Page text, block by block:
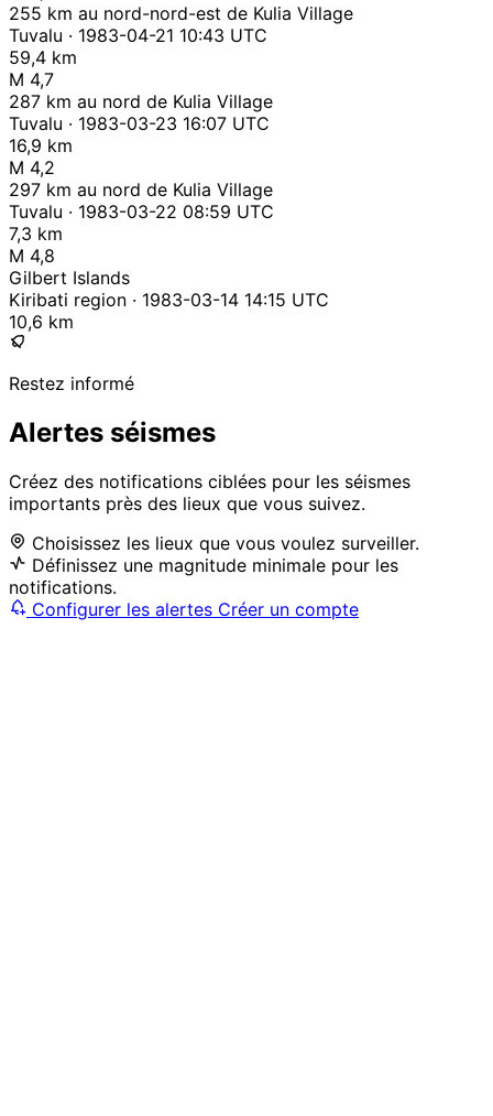
255 km au nord-nord-est de Kulia Village
Tuvalu · 1983-04-21 10:43 UTC
59,4 km
M 4,7
287 km au nord de Kulia Village
Tuvalu · 1983-03-23 16:07 UTC
16,9 km
M 4,2
297 km au nord de Kulia Village
Tuvalu · 1983-03-22 08:59 UTC
7,3 km
M 4,8
Gilbert Islands
Kiribati region · 1983-03-14 14:15 UTC
10,6 km
Restez informé
Alertes séismes
Créez des notifications ciblées pour les séismes
importants près des lieux que vous suivez.
Choisissez les lieux que vous voulez surveiller.
Définissez une magnitude minimale pour les
notifications.
Configurer les alertes Créer un compte